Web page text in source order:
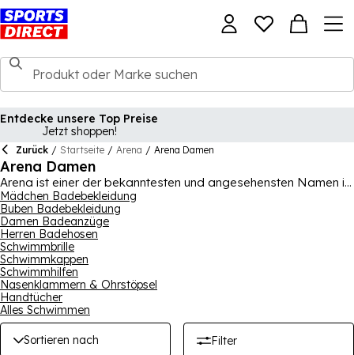
Entdecke unsere Top Preise
Jetzt shoppen!
Zurück / Startseite / Arena / Arena Damen
Arena Damen
Arena ist einer der bekanntesten und angesehensten Namen in
der Schwimmszene und wir haben eine umfangreiche Auswahl
an Schwimmbekleidung und Schwimmzubehör für Sie zum
Durchstöbern. Wir führen Optionen für Männer, Frauen und
Kinder, Sie finden eine Vielzahl von Badeanzügen, Kostümen
und Bikinis sowie Shorts und Badehosen. Es gibt auch eine
unglaubliche Vielfalt an verschiedenen Designs hier, so dass
Arena nicht nur Ihre funktionalen Bedürfnisse, sondern auch
Ihre Stilbedürfnisse erfüllt. Zusätzlich können Sie
Schwimmbrillen finden, perfekt für regelmäßige Schwimmer und
Gelegenheitsschwimmer, während auch andere Accessoires
wie Schwimmkappen zu finden sind.
Mädchen Badebekleidung
Buben Badebekleidung
Damen Badeanzüge
Herren Badehosen
Schwimmbrille
Schwimmkappen
Schwimmhilfen
Nasenklammern & Ohrstöpsel
Handtücher
Alles Schwimmen
Sortieren nach Filter